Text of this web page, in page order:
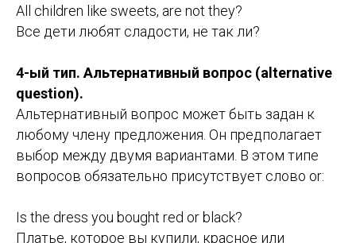
All children like sweets, are not they?
Все дети любят сладости, не так ли?
4-ый тип. Альтернативный вопрос (alternative
question).
Альтернативный вопрос может быть задан к
любому члену предложения. Он предполагает
выбор между двумя вариантами. В этом типе
вопросов обязательно присутствует слово or:
Is the dress you bought red or black?
Платье, которое вы купили, красное или